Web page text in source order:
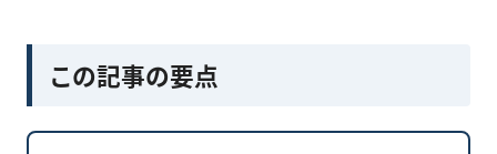
この記事の要点